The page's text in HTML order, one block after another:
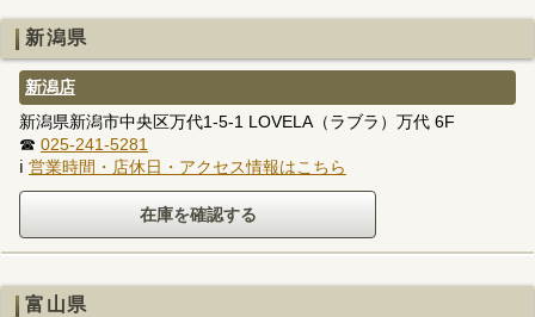
新潟県
新潟店
新潟県新潟市中央区万代1-5-1 LOVELA（ラブラ）万代 6F
☎ 025-241-5281
ℹ 営業時間・店休日・アクセス情報はこちら
富山県